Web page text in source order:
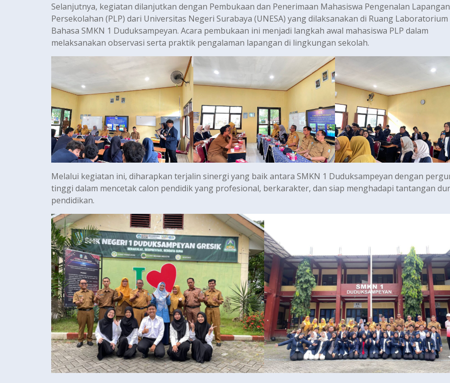
Selanjutnya, kegiatan dilanjutkan dengan Pembukaan dan Penerimaan Mahasiswa Pengenalan Lapangan
Persekolahan (PLP) dari Universitas Negeri Surabaya (UNESA) yang dilaksanakan di Ruang Laboratorium
Bahasa SMKN 1 Duduksampeyan. Acara pembukaan ini menjadi langkah awal mahasiswa PLP dalam
melaksanakan observasi serta praktik pengalaman lapangan di lingkungan sekolah.
Melalui kegiatan ini, diharapkan terjalin sinergi yang baik antara SMKN 1 Duduksampeyan dengan
tinggi dalam mencetak calon pendidik yang profesional, berkarakter, dan siap menghadapi tantangan
pendidikan.